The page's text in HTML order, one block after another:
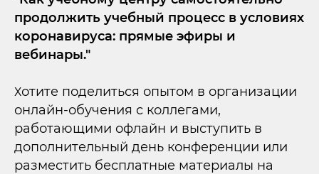
продолжить учебный процесс в условиях
коронавируса: прямые эфиры и
вебинары."
Хотите поделиться опытом в организации
онлайн-обучения с коллегами,
работающими офлайн и выступить в
дополнительный день конференции или
разместить бесплатные материалы на